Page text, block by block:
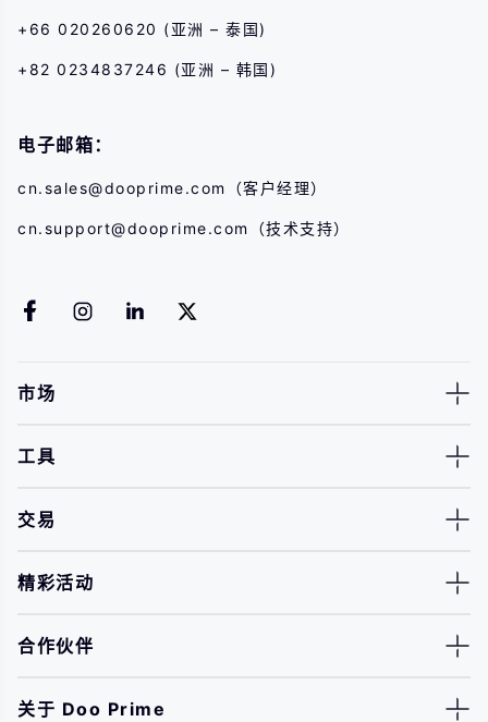
+66 020260620 (亚洲 – 泰国)
+82 0234837246 (亚洲 – 韩国)
电子邮箱：
cn.sales@dooprime.com （客户经理）
cn.support@dooprime.com （技术支持）
市场
工具
交易
精彩活动
合作伙伴
关于 Doo Prime